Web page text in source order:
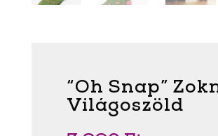
“Oh Snap”
Világoszöld